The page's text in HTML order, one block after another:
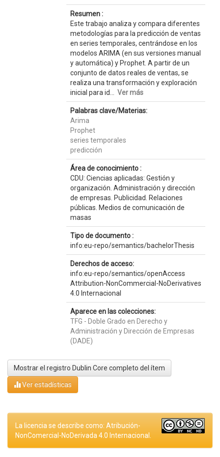
Resumen :
Este trabajo analiza y compara diferentes
metodologías para la predicción de ventas
en series temporales, centrándose en los
modelos ARIMA (en sus versiones manual
y automática) y Prophet. A partir de un
conjunto de datos reales de ventas, se
realiza una transformación y exploración
inicial para id... Ver más
Palabras clave/Materias:
Arima
Prophet
series temporales
predicción
Área de conocimiento :
CDU: Ciencias aplicadas: Gestión y
organización. Administración y dirección
de empresas. Publicidad. Relaciones
públicas. Medios de comunicación de
masas
Tipo de documento :
info:eu-repo/semantics/bachelorThesis
Derechos de acceso:
info:eu-repo/semantics/openAccess
Attribution-NonCommercial-NoDerivatives
4.0 Internacional
Aparece en las colecciones:
TFG - Doble Grado en Derecho y
Administración y Dirección de Empresas
(DADE)
Mostrar el registro Dublin Core completo del ítem
Ver estadísticas
La licencia se describe como: Atribución-
NonComercial-NoDerivada 4.0 Internacional.